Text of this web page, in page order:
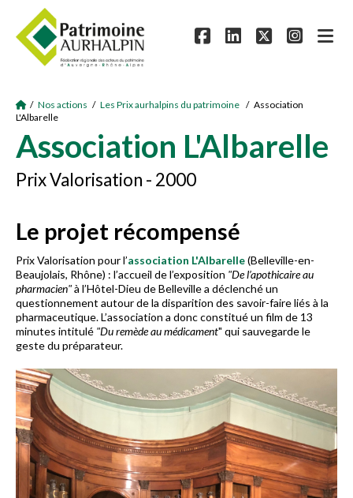
/ Nos actions / Les Prix aurhalpins du patrimoine / Association
L'Albarelle
Association L'Albarelle
Prix Valorisation - 2000
Le projet récompensé
Prix Valorisation pour l’association L'Albarelle(Belleville-en-
Beaujolais, Rhône) : l’accueil de l’exposition "De l’apothicaire au
pharmacien"à l’Hôtel-Dieu de Belleville a déclenché un
questionnement autour de la disparition des savoir-faire liés à la
pharmaceutique. L’association a donc constitué un film de 13
minutes intitulé "Du remède au médicament" qui sauvegarde le
geste du préparateur.